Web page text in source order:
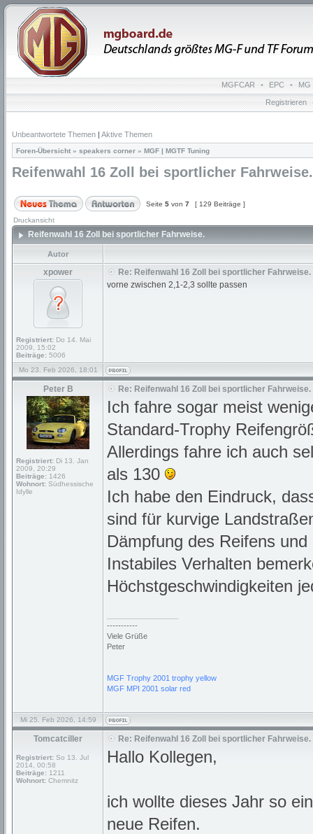
MGFCAR • EPC • MG
Registrieren
Unbeantwortete Themen | Aktive Themen
Foren-Übersicht » speakers corner » MGF | MGTF Tuning
Reifenwahl 16 Zoll bei sportlicher Fahrweise.
Seite 5 von 7 [ 129 Beiträge ]
Druckansicht
Reifenwahl 16 Zoll bei sportlicher Fahrweise.
Autor
xpower
Registriert: Do 14. Mai
2009, 15:02
Beiträge: 5006
Re: Reifenwahl 16 Zoll bei sportlicher Fahrweise.
vorne zwischen 2,1-2,3 sollte passen
Mo 23. Feb 2026, 18:01
Peter B
Registriert: Di 13. Jan
2009, 20:29
Beiträge: 1426
Wohnort: Südhessische
Idylle
Re: Reifenwahl 16 Zoll bei sportlicher Fahrweise.
Ich fahre sogar meist
Standard-Trophy
Allerdings fahre ich auch
als 130
Ich habe den Eindruck,
sind für kurvige
Dämpfung des Reifens
Instabiles Verhalten
Höchstgeschwindigkeiten
-----------
Viele Grüße
Peter
MGF Trophy 2001 trophy yellow
MGF MPI 2001 solar red
Mi 25. Feb 2026, 14:59
Tomcatciller
Registriert: So 13. Jul
2014, 00:58
Beiträge: 1211
Wohnort: Chemnitz
Re: Reifenwahl 16 Zoll bei sportlicher Fahrweise.
Hallo Kollegen,
ich wollte dieses Jahr so
neue Reifen.